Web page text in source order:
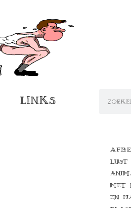
Links
lijst
met
en